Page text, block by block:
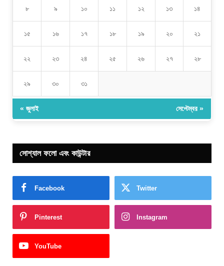
৮ ৯ ১০ ১১ ১২ ১৩ ১৪
১৫ ১৬ ১৭ ১৮ ১৯ ২০ ২১
২২ ২৩ ২৪ ২৫ ২৬ ২৭ ২৮
২৯ ৩০ ৩১
« জুলাই সেপ্টেম্বর »
সোশ্যাল ফলো এবং কাউন্টার
Facebook Twitter
Pinterest Instagram
YouTube